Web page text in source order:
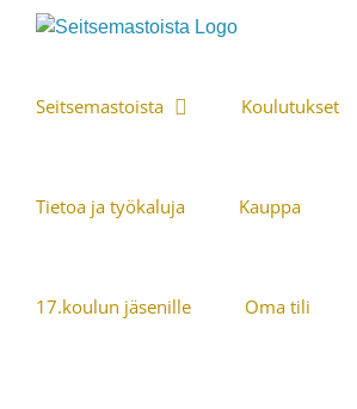
Skip
Seitsemastoista Koulutukset
Tietoa ja työkaluja Kauppa
17.koulun jäsenille Oma tili